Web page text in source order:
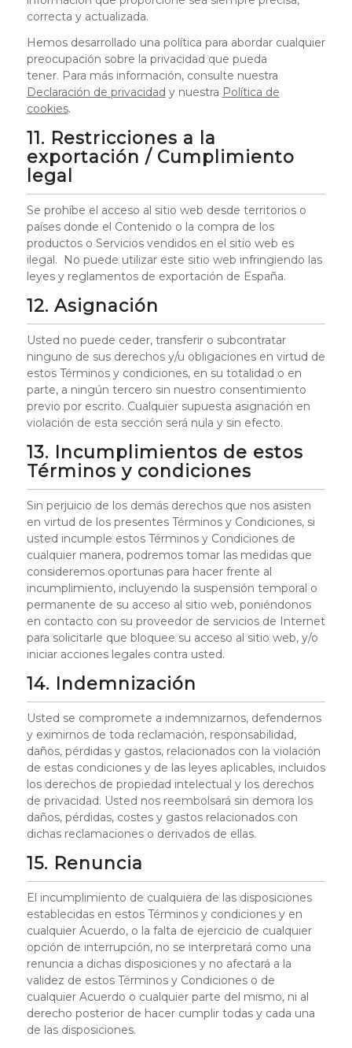
correcta y actualizada.
Hemos desarrollado una política para abordar cualquier
preocupación sobre la privacidad que pueda
tener. Para más información, consulte nuestra
Declaración de privacidad y nuestra Política de
cookies.
11. Restricciones a la
exportación / Cumplimiento
legal
Se prohíbe el acceso al sitio web desde territorios o
países donde el Contenido o la compra de los
productos o Servicios vendidos en el sitio web es
ilegal. No puede utilizar este sitio web infringiendo las
leyes y reglamentos de exportación de España.
12. Asignación
Usted no puede ceder, transferir o subcontratar
ninguno de sus derechos y/u obligaciones en virtud de
estos Términos y condiciones, en su totalidad o en
parte, a ningún tercero sin nuestro consentimiento
previo por escrito. Cualquier supuesta asignación en
violación de esta sección será nula y sin efecto.
13. Incumplimientos de estos
Términos y condiciones
Sin perjuicio de los demás derechos que nos asisten
en virtud de los presentes Términos y Condiciones, si
usted incumple estos Términos y Condiciones de
cualquier manera, podremos tomar las medidas que
consideremos oportunas para hacer frente al
incumplimiento, incluyendo la suspensión temporal o
permanente de su acceso al sitio web, poniéndonos
en contacto con su proveedor de servicios de Internet
para solicitarle que bloquee su acceso al sitio web, y/o
iniciar acciones legales contra usted.
14. Indemnización
Usted se compromete a indemnizarnos, defendernos
y eximirnos de toda reclamación, responsabilidad,
daños, pérdidas y gastos, relacionados con la violación
de estas condiciones y de las leyes aplicables, incluidos
los derechos de propiedad intelectual y los derechos
de privacidad. Usted nos reembolsará sin demora los
daños, pérdidas, costes y gastos relacionados con
dichas reclamaciones o derivados de ellas.
15. Renuncia
El incumplimiento de cualquiera de las disposiciones
establecidas en estos Términos y condiciones y en
cualquier Acuerdo, o la falta de ejercicio de cualquier
opción de interrupción, no se interpretará como una
renuncia a dichas disposiciones y no afectará a la
validez de estos Términos y Condiciones o de
cualquier Acuerdo o cualquier parte del mismo, ni al
derecho posterior de hacer cumplir todas y cada una
de las disposiciones.